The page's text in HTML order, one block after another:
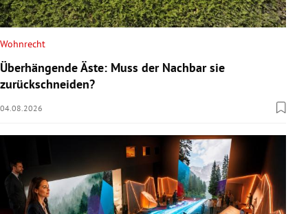
Wohnrecht
Überhängende Äste: Muss der Nachbar sie
zurückschneiden?
04.08.2026